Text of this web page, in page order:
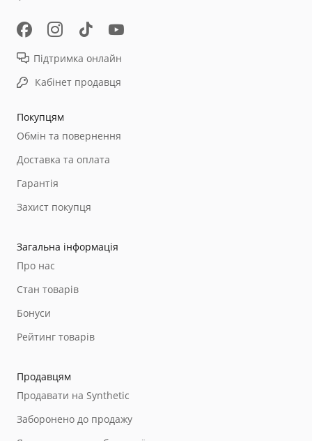
Покупцям
Обмін та повернення
Доставка та оплата
Гарантія
Захист покупця
Загальна інформація
Про нас
Стан товарів
Бонуси
Рейтинг товарів
Продавцям
Продавати на Synthetic
Заборонено до продажу
Підтримка онлайн
Кабінет продавця